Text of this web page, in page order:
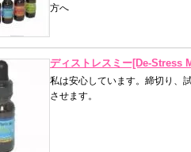
方へ
ディストレスミー[De-Stress
私は安心しています。締切り、
させます。